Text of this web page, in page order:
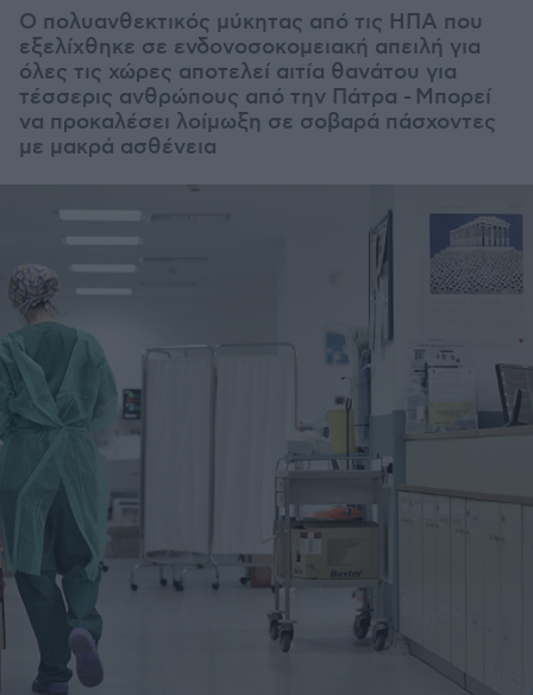
Ο πολυανθεκτικός μύκητας από τις ΗΠΑ που
εξελίχθηκε σε ενδονοσοκομειακή απειλή για
όλες τις χώρες αποτελεί αιτία θανάτου για
τέσσερις ανθρώπους από την Πάτρα - Μπορεί
να προκαλέσει λοίμωξη σε σοβαρά πάσχοντες
με μακρά ασθένεια